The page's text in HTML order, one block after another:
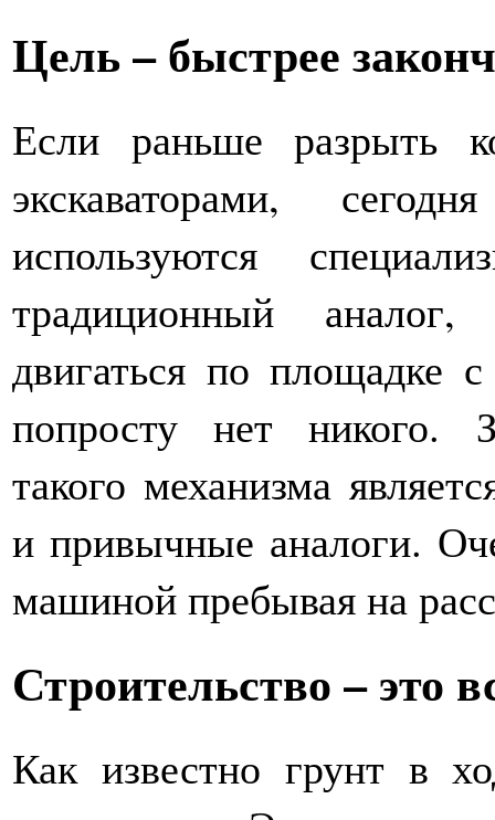
Цель – быстрее
Если раньше разрыть
экскаваторами,
используются
традиционный
двигаться по площадке
попросту нет никого.
такого механизма
и привычные аналоги.
машиной пребывая на
Строительство – это
Как известно грунт в